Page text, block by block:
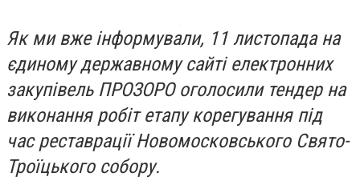
Як ми вже інформували, 11 листопада на
єдиному державному сайті електронних
закупівель ПРОЗОРО оголосили тендер на
виконання робіт етапу корегування під
час реставрації Новомосковського Свято-
Троїцького собору.